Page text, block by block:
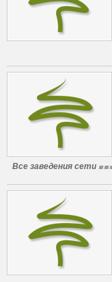
Все заведения сети